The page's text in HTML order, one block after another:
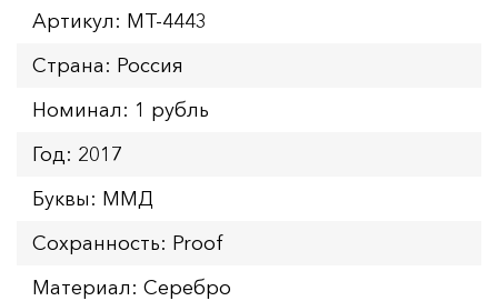
Артикул: MT-4443
Страна: Россия
Номинал: 1 рубль
Год: 2017
Буквы: ММД
Сохранность: Proof
Материал: Серебро